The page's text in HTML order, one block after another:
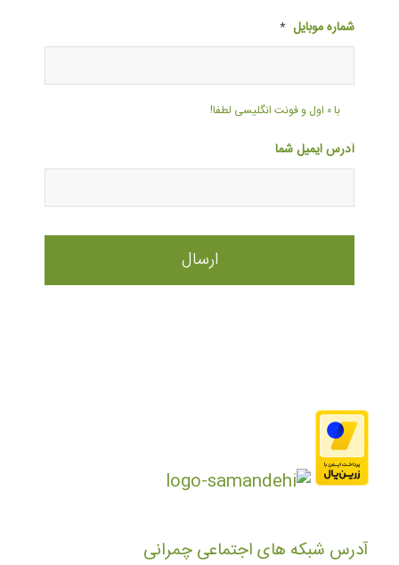
شماره موبایل *
با ۰ اول و فونت انگلیسی لطفا!
آدرس ایمیل شما
آدرس شبکه های اجتماعی چمرانی